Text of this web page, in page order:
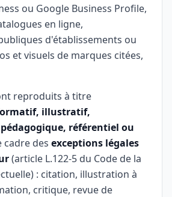
ou Google Business Profile,
en ligne,
d'établissements ou
et visuels de marques citées,
reproduits à titre
illustratif,
référentiel ou
cadre des exceptions légales
(article L.122-5 du Code de la
: citation, illustration à
critique, revue de